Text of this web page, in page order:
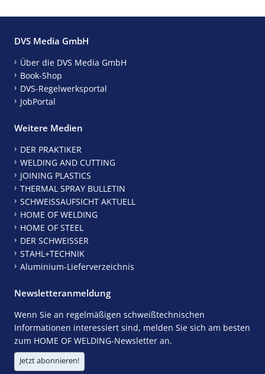
DVS Media GmbH
Über die DVS Media GmbH
Book-Shop
DVS-Regelwerksportal
JobPortal
Weitere Medien
DER PRAKTIKER
WELDING AND CUTTING
JOINING PLASTICS
THERMAL SPRAY BULLETIN
SCHWEISSAUFSICHT AKTUELL
HOME OF WELDING
HOME OF STEEL
DER SCHWEISSER
STAHL+TECHNIK
Aluminium-Lieferverzeichnis
Newsletteranmeldung
Wenn Sie an regelmäßigen schweißtechnischen
Informationen interessiert sind, melden Sie sich am besten
zum HOME OF WELDING-Newsletter an.
Jetzt abonnieren!